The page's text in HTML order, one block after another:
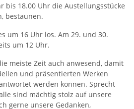
bis 18.00 Uhr die Austellungsstücke
bestaunen.
um 16 Uhr los. Am 29. und 30.
um 12 Uhr.
meiste Zeit auch anwesend, damit
und präsentierten Werken
werden können. Sprecht
sind mächtig stolz auf unsere
gerne unsere Gedanken,